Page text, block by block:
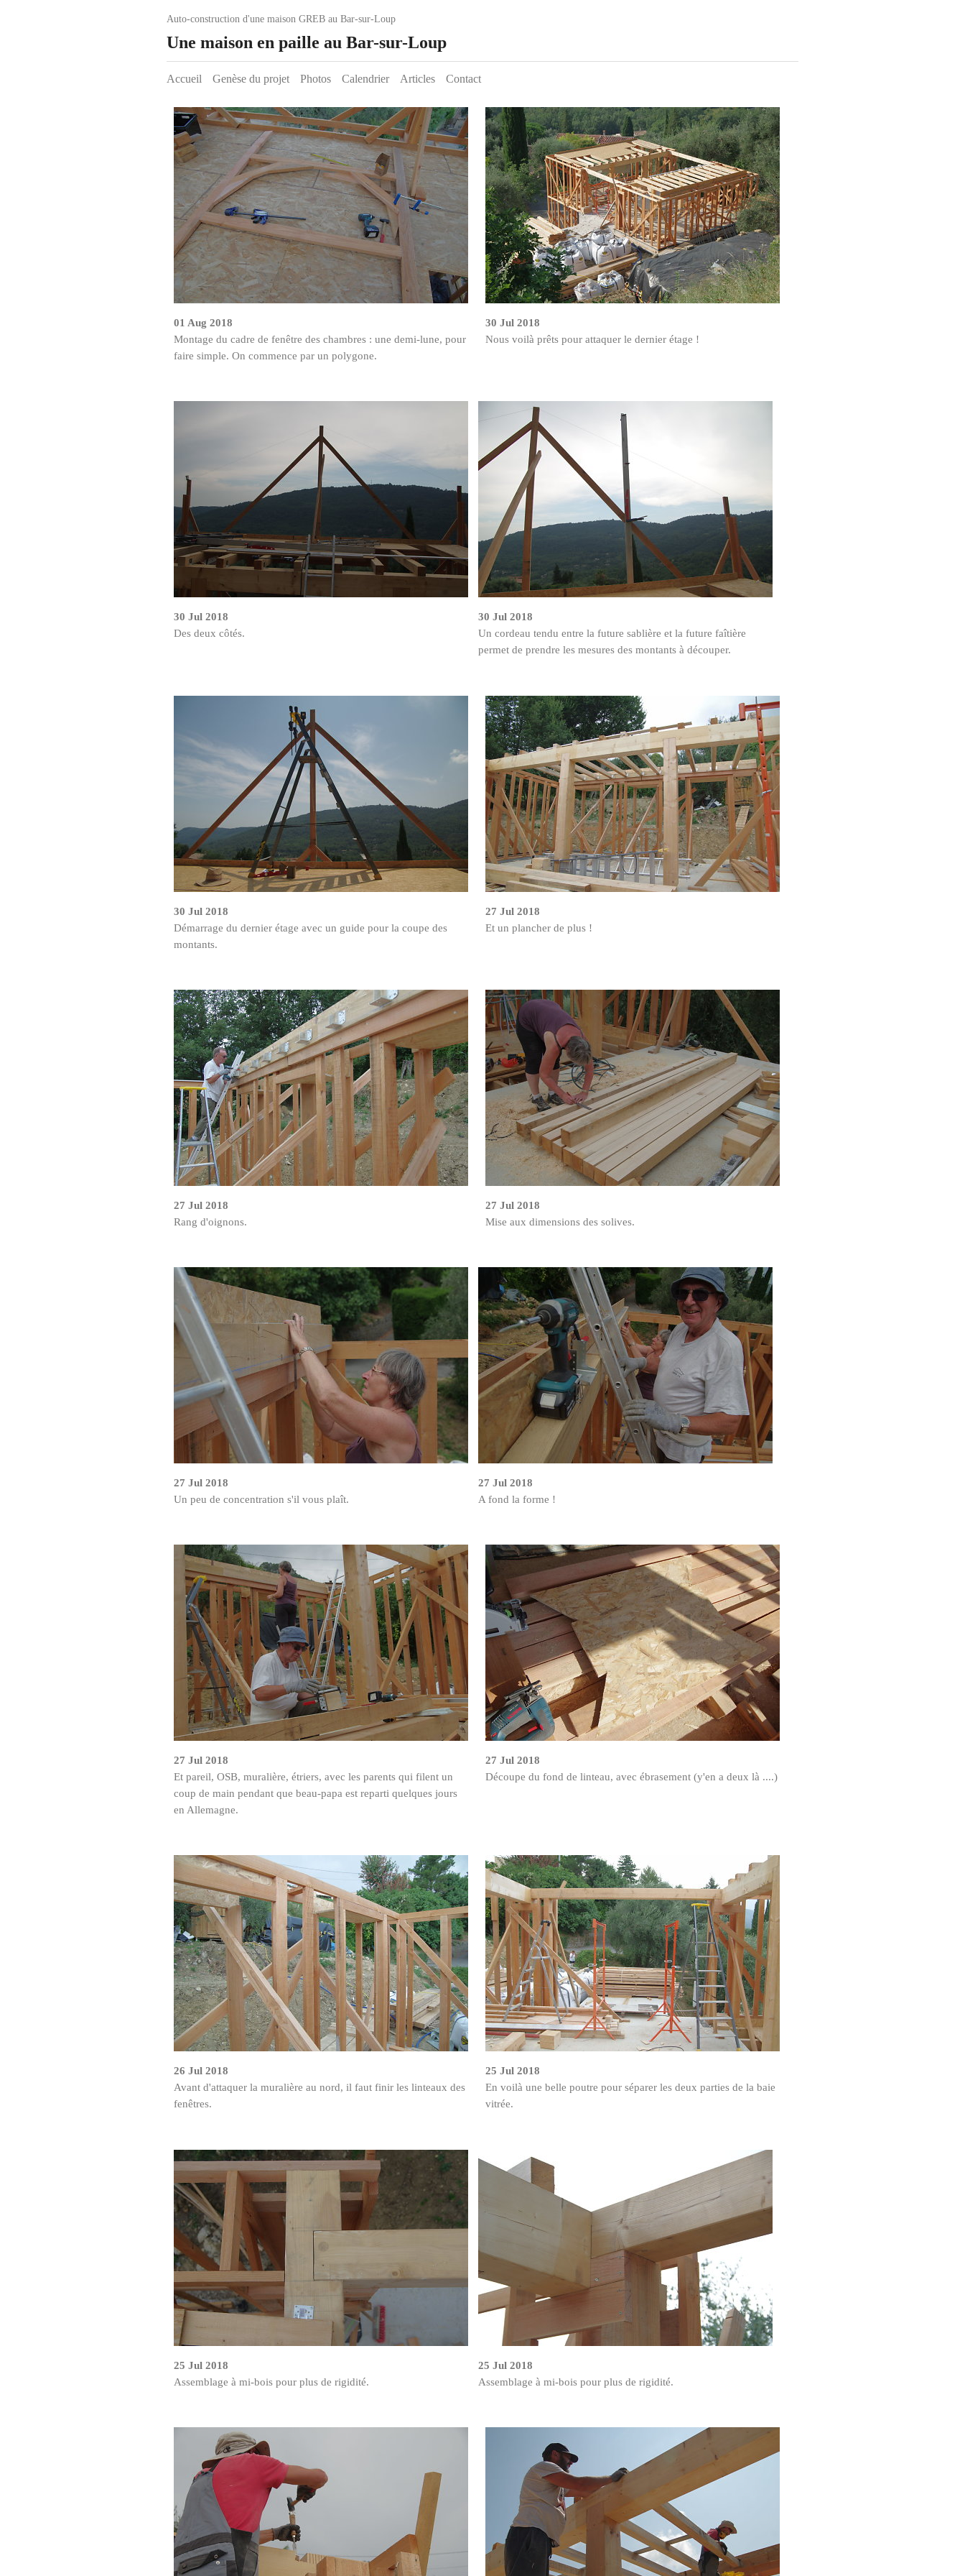
Auto-construction d'une maison GREB au Bar-sur-Loup
Une maison en paille au Bar-sur-Loup
Accueil Genèse du projet Photos Calendrier Articles Contact
01 Aug 2018
Montage du cadre de fenêtre des chambres : une demi-lune, pour
faire simple. On commence par un polygone.
30 Jul 2018
Nous voilà prêts pour attaquer le dernier étage !
30 Jul 2018
Des deux côtés.
30 Jul 2018
Un cordeau tendu entre la future sablière et la future faîtière
permet de prendre les mesures des montants à découper.
30 Jul 2018
Démarrage du dernier étage avec un guide pour la coupe des
montants.
27 Jul 2018
Et un plancher de plus !
27 Jul 2018
Rang d'oignons.
27 Jul 2018
Mise aux dimensions des solives.
27 Jul 2018
Un peu de concentration s'il vous plaît.
27 Jul 2018
A fond la forme !
27 Jul 2018
Et pareil, OSB, muralière, étriers, avec les parents qui filent un
coup de main pendant que beau-papa est reparti quelques jours
en Allemagne.
27 Jul 2018
Découpe du fond de linteau, avec ébrasement (y'en a deux là ....)
26 Jul 2018
Avant d'attaquer la muralière au nord, il faut finir les linteaux des
fenêtres.
25 Jul 2018
En voilà une belle poutre pour séparer les deux parties de la baie
vitrée.
25 Jul 2018
Assemblage à mi-bois pour plus de rigidité.
25 Jul 2018
Assemblage à mi-bois pour plus de rigidité.